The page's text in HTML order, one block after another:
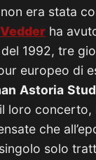
era stata
Vedder ha
1992, tre
europeo di
Astoria
loro concerto,
che
solo